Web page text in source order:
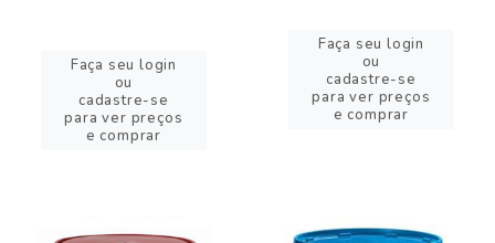
Faça seu login
ou
cadastre-se
para ver preços
e comprar
Faça seu login
ou
cadastre-se
para ver preços
e comprar